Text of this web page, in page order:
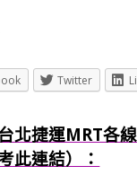
Twitter
北捷運MRT各
此連結）：